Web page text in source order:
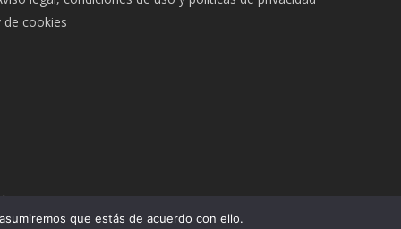
de cookies
que estás de acuerdo con ello.